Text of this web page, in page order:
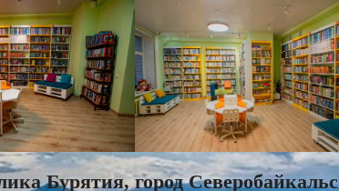
Бурятия, город